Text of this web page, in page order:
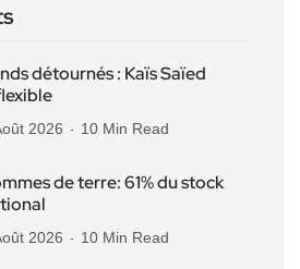
détournés : Kaïs Saïed
2026 10 Min Read
de terre: 61% du stock
2026 10 Min Read